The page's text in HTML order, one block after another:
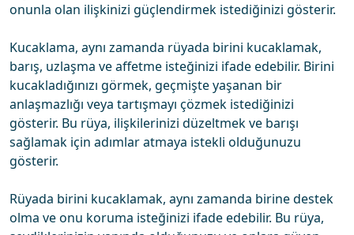
onunla olan ilişkinizi güçlendirmek istediğinizi gösterir.
Kucaklama, aynı zamanda rüyada birini kucaklamak,
barış, uzlaşma ve affetme isteğinizi ifade edebilir. Birini
kucakladığınızı görmek, geçmişte yaşanan bir
anlaşmazlığı veya tartışmayı çözmek istediğinizi
gösterir. Bu rüya, ilişkilerinizi düzeltmek ve barışı
sağlamak için adımlar atmaya istekli olduğunuzu
gösterir.
Rüyada birini kucaklamak, aynı zamanda birine destek
olma ve onu koruma isteğinizi ifade edebilir. Bu rüya,